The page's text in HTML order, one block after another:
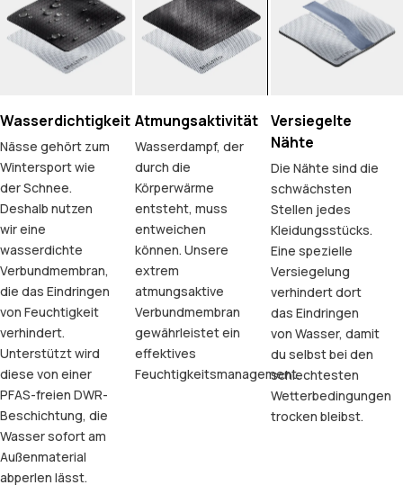
Wasserdichtigkeit
Nässe gehört zum
Wintersport wie
der Schnee.
Deshalb nutzen
wir eine
wasserdichte
Verbundmembran,
die das Eindringen
von Feuchtigkeit
verhindert.
Unterstützt wird
diese von einer
PFAS-freien DWR-
Beschichtung, die
Wasser sofort am
Außenmaterial
abperlen lässt.
Atmungsaktivität
Wasserdampf, der
durch die
Körperwärme
entsteht, muss
entweichen
können. Unsere
extrem
atmungsaktive
Verbundmembran
gewährleistet ein
effektives
Feuchtigkeitsmanagement.
Versiegelte
Nähte
Die Nähte sind die
schwächsten
Stellen jedes
Kleidungsstücks.
Eine spezielle
Versiegelung
verhindert dort
das Eindringen
von Wasser, damit
du selbst bei den
schlechtesten
Wetterbedingungen
trocken bleibst.